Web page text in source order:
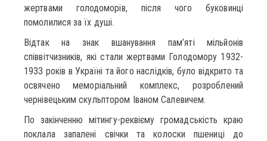
жертвами голодоморів, після чого буковинці
помолилися за їх душі.
Відтак на знак вшанування пам’яті мільйонів
співвітчизників, які стали жертвами Голодомору 1932-
1933 років в Україні та його наслідків, було відкрито та
освячено меморіальний комплекс, розроблений
чернівецьким скульптором Іваном Салевичем.
По закінченню мітингу-реквієму громадськість краю
поклала запалені свічки та колоски пшениці до